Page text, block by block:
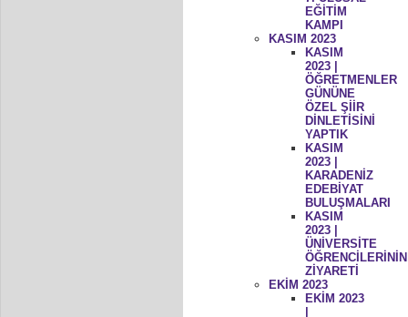
EĞİTİM
KAMPI
KASIM 2023
KASIM
2023 |
ÖĞRETMENLER
GÜNÜNE
ÖZEL ŞİİR
DİNLETİSİNİ
YAPTIK
KASIM
2023 |
KARADENİZ
EDEBİYAT
BULUŞMALARI
KASIM
2023 |
ÜNİVERSİTE
ÖĞRENCİLERİNİN
ZİYARETİ
EKİM 2023
EKİM 2023